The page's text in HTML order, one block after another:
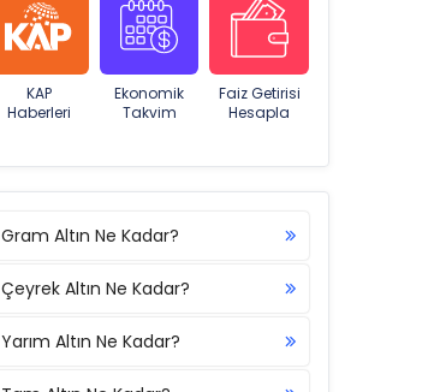
KAP
Haberleri
Ekonomik
Takvim
Faiz Getirisi
Hesapla
Gram Altın Ne Kadar?
Çeyrek Altın Ne Kadar?
Yarım Altın Ne Kadar?